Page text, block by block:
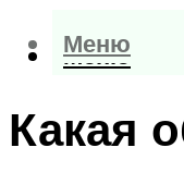
Меню
Меню
Какая